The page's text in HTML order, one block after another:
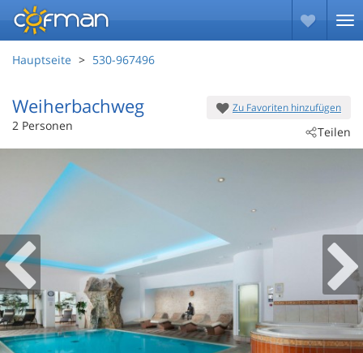
Hauptseite 530-967496
Zu Favoriten hinzufügen
Teilen
Weiherbachweg
- 83471
2 Personen